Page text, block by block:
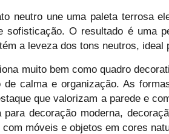
neutro une uma paleta terrosa
sofisticação. O resultado é uma
a leveza dos tons neutros,
muito bem como quadro
de calma e organização. As
que valorizam a parede e
para decoração moderna,
móveis e objetos em cores